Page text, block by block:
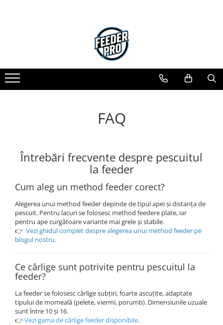
Mulinete
Accesorii Diverse
Mincioguri si Juvelnice
Accesorii Monturi
FAQ
Întrebări frecvente despre pescuitul
la feeder
Cum aleg un method feeder corect?
Alegerea unui method feeder depinde de tipul apei și distanța de
pescuit. Pentru lacuri se folosesc method feedere plate, iar
pentru ape curgătoare variante mai grele și stabile.
👉 Vezi ghidul complet despre alegerea unui method feeder pe
blogul nostru.
Ce cârlige sunt potrivite pentru pescuitul la
feeder?
La feeder se folosesc cârlige subțiri, foarte ascuțite, adaptate
tipului de momeală (pelete, viermi, porumb). Dimensiunile uzuale
sunt între 10 și 16.
👉Vezi gama de cârlige feeder disponibile.